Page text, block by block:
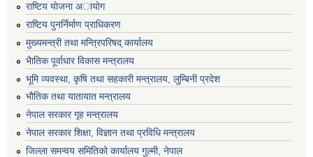
राष्टिय याेजना अायाेग
राष्टिय पुनर्निर्माण प्राधिकरण
मुख्यमन्त्री तथा मन्त्रिपरिषद् कार्यालय
भैातिक पूर्वाधार विकास मन्त्रालय
भूमि व्यवस्था, कृषि तथा सहकारी मन्त्रालय, लु्म्बिनी प्रदेश
भाैतिक तथा यातायात मन्त्रालय
नेपाल सरकार गृह मन्त्रालय
नेपाल सरकार शिक्षा, विज्ञान तथा प्रविधि मन्त्रालय
जिल्ला समन्वय समितिको कार्यालय गुल्मी, नेपाल